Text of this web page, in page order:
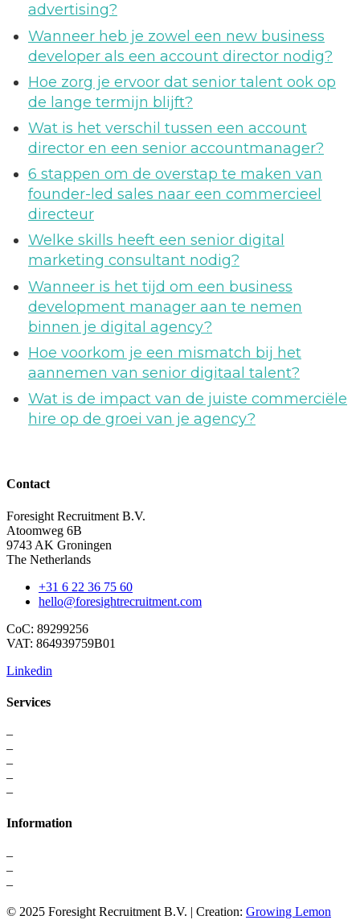
advertising?
Wanneer heb je zowel een new business
developer als een account director nodig?
Hoe zorg je ervoor dat senior talent ook op
de lange termijn blijft?
Wat is het verschil tussen een account
director en een senior accountmanager?
6 stappen om de overstap te maken van
founder-led sales naar een commercieel
directeur
Welke skills heeft een senior digital
marketing consultant nodig?
Wanneer is het tijd om een business
development manager aan te nemen
binnen je digital agency?
Hoe voorkom je een mismatch bij het
aannemen van senior digitaal talent?
Wat is de impact van de juiste commerciële
hire op de groei van je agency?
Contact
Foresight Recruitment B.V.
Atoomweg 6B
9743 AK Groningen
The Netherlands
+31 6 22 36 75 60
hello@foresightrecruitment.com
CoC: 89299256
VAT: 864939759B01
Linkedin
Services
–
–
–
–
–
Information
–
–
–
© 2025 Foresight Recruitment B.V. | Creation: Growing Lemon